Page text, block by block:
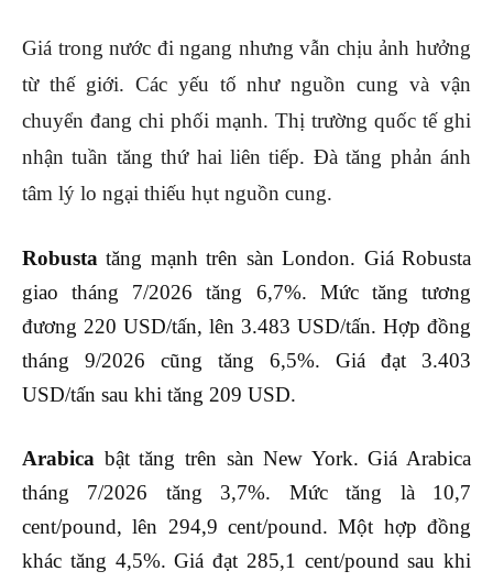
Giá trong nước đi ngang nhưng vẫn chịu ảnh hưởng
từ thế giới. Các yếu tố như nguồn cung và vận
chuyển đang chi phối mạnh. Thị trường quốc tế ghi
nhận tuần tăng thứ hai liên tiếp. Đà tăng phản ánh
tâm lý lo ngại thiếu hụt nguồn cung.
Robusta tăng mạnh trên sàn London. Giá Robusta
giao tháng 7/2026 tăng 6,7%. Mức tăng tương
đương 220 USD/tấn, lên 3.483 USD/tấn. Hợp đồng
tháng 9/2026 cũng tăng 6,5%. Giá đạt 3.403
USD/tấn sau khi tăng 209 USD.
Arabica bật tăng trên sàn New York.Giá Arabica
tháng 7/2026 tăng 3,7%. Mức tăng là 10,7
cent/pound, lên 294,9 cent/pound.Một hợp đồng
khác tăng 4,5%. Giá đạt 285,1 cent/pound sau khi